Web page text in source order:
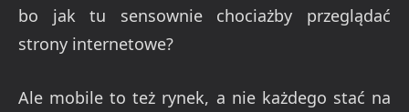
bo jak tu sensownie chociażby przeglądać
strony internetowe?
Ale mobile to też rynek, a nie każdego stać na